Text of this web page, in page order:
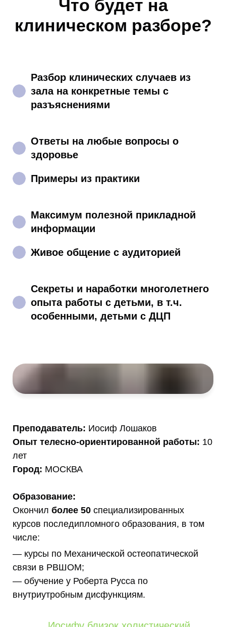
Что будет на
клиническом разборе?
Разбор клинических случаев из
зала на конкретные темы с
разъяснениями
Ответы на любые вопросы о
здоровье
Примеры из практики
Максимум полезной прикладной
информации
Живое общение с аудиторией
Секреты и наработки многолетнего
опыта работы с детьми, в т.ч.
особенными, детьми с ДЦП
Преподаватель: Иосиф Лошаков
Опыт телесно-ориентированной работы: 10
лет
Город: МОСКВА
Образование:
Окончил более 50 специализированных
курсов последипломного образования, в том
числе:
— курсы по Механической остеопатической
связи в РВШОМ;
— обучение у Роберта Русса по
внутриутробным дисфункциям.